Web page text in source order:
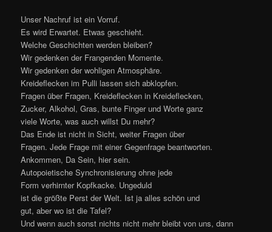
Unser Nachruf ist ein Vorruf.
Es wird Erwartet. Etwas geschieht.
Welche Geschichten werden bleiben?
Wir gedenken der Frangenden Momente.
Wir gedenken der wohligen Atmosphäre.
Kreideflecken im Pulli lassen sich abklopfen.
Fragen über Fragen, Kreideflecken in Kreideflecken,
Zucker, Alkohol, Gras, bunte Finger und Worte ganz
viele Worte, was auch willst Du mehr?
Das Ende ist nicht in Sicht, weiter Fragen über
Fragen. Jede Frage mit einer Gegenfrage beantworten.
Ankommen, Da Sein, hier sein.
Autopoietische Synchronisierung ohne jede
Form verhirnter Kopfkacke. Ungeduld
ist die größte Perst der Welt. Ist ja alles schön und
gut, aber wo ist die Tafel?
Und wenn auch sonst nichts nicht mehr bleibt von uns, dann